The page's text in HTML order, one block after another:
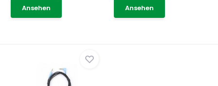
Ansehen Ansehen